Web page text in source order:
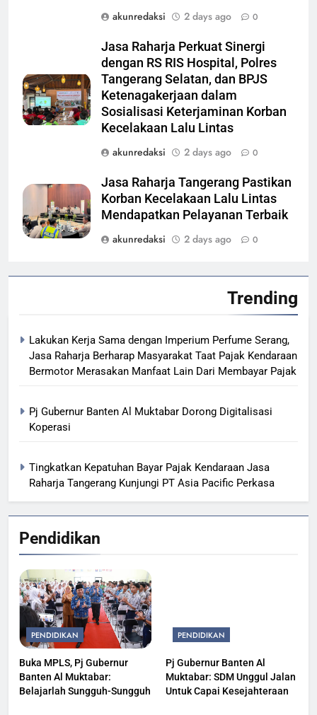
akunredaksi
2 days ago 0
Jasa Raharja Perkuat Sinergi
dengan RS RIS Hospital, Polres
Tangerang Selatan, dan BPJS
Ketenagakerjaan dalam
Sosialisasi Keterjaminan Korban
Kecelakaan Lalu Lintas
akunredaksi
2 days ago 0
Jasa Raharja Tangerang Pastikan
Korban Kecelakaan Lalu Lintas
Mendapatkan Pelayanan Terbaik
akunredaksi
2 days ago 0
Trending
Lakukan Kerja Sama dengan Imperium Perfume Serang,
Jasa Raharja Berharap Masyarakat Taat Pajak Kendaraan
Bermotor Merasakan Manfaat Lain Dari Membayar Pajak
Pj Gubernur Banten Al Muktabar Dorong Digitalisasi
Koperasi
Tingkatkan Kepatuhan Bayar Pajak Kendaraan Jasa
Raharja Tangerang Kunjungi PT Asia Pacific Perkasa
Pendidikan
PENDIDIKAN
Buka MPLS, Pj Gubernur
Banten Al Muktabar:
Belajarlah Sungguh-Sungguh
PENDIDIKAN
Pj Gubernur Banten Al
Muktabar: SDM Unggul Jalan
Untuk Capai Kesejahteraan